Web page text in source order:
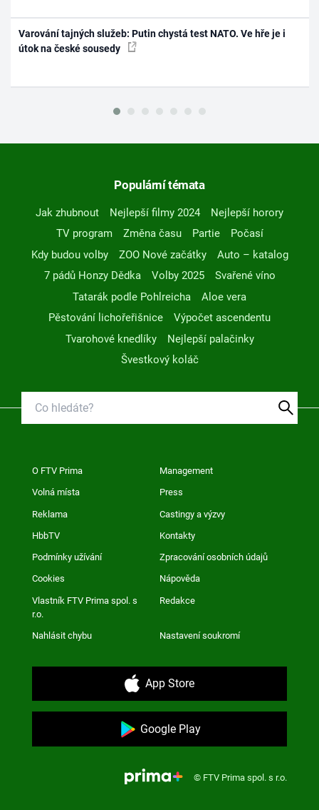
Varování tajných služeb: Putin chystá test NATO. Ve hře je i
útok na české sousedy
Populární témata
Jak zhubnout Nejlepší filmy 2024
Nejlepší horory
TV program
Změna času Partie
Počasí
Kdy budou volby
ZOO Nové začátky
Auto – katalog
7 pádů Honzy Dědka
Volby 2025
Svařené víno
Tatarák podle Pohlreicha
Aloe vera
Pěstování lichořeřišnice
Výpočet ascendentu
Tvarohové knedlíky
Nejlepší palačinky
Švestkový koláč
O FTV Prima Management
Volná místa Press
Reklama Castingy a výzvy
HbbTV Kontakty
Podmínky užívání Zpracování osobních údajů
Cookies Nápověda
Vlastník FTV Prima spol. s
r.o.
Redakce
Nahlásit chybu Nastavení soukromí
App Store
Google Play
© FTV Prima spol. s r.o.